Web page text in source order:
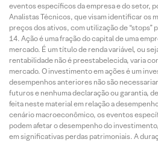
eventos específicos da empresa e do setor,
Analistas Técnicos, que visam identificar os
preços dos ativos, com utilização de “stops”
Ação é uma fração do capital de uma
mercado. É um título de renda variável, ou
rentabilidade não é preestabelecida, varia
mercado. O investimento em ações é um
desempenhos anteriores não são
futuros e nenhuma declaração ou garantia,
feita neste material em relação a
cenário macroeconômico, os eventos
podem afetar o desempenho do
em significativas perdas patrimoniais. A